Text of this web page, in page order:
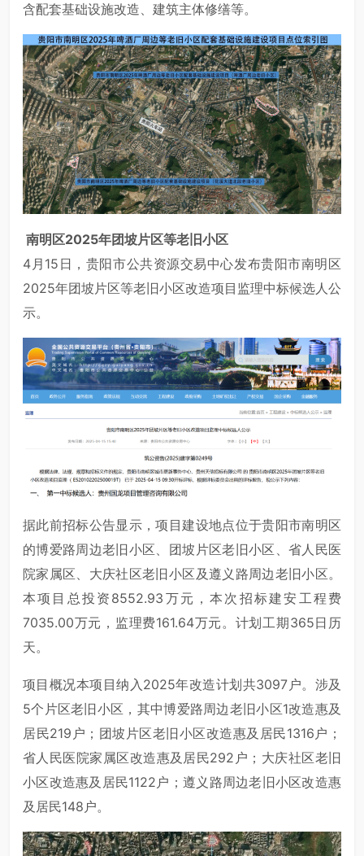
含配套基础设施改造、建筑主体修缮等。
南明区2025年团坡片区等老旧小区
4月15日，贵阳市公共资源交易中心发布贵阳市南明区
2025年团坡片区等老旧小区改造项目监理中标候选人公
示。
据此前招标公告显示，项目建设地点位于贵阳市南明区
的博爱路周边老旧小区、团坡片区老旧小区、省人民医
院家属区、大庆社区老旧小区及遵义路周边老旧小区。
本项目总投资8552.93万元，本次招标建安工程费
7035.00万元，监理费161.64万元。计划工期365日历
天。
项目概况本项目纳入2025年改造计划共3097户。涉及
5个片区老旧小区，其中博爱路周边老旧小区1改造惠及
居民219户；团坡片区老旧小区改造惠及居民1316户；
省人民医院家属区改造惠及居民292户；大庆社区老旧
小区改造惠及居民1122户；遵义路周边老旧小区改造惠
及居民148户。